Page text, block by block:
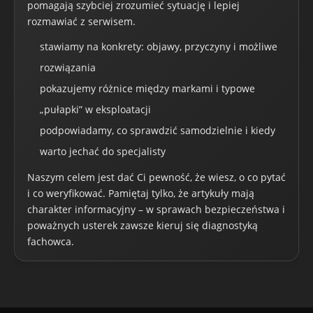
pomagają szybciej zrozumieć sytuację i lepiej
rozmawiać z serwisem.
stawiamy na konkrety: objawy, przyczyny i możliwe
rozwiązania
pokazujemy różnice między markami i typowe
„pułapki” w eksploatacji
podpowiadamy, co sprawdzić samodzielnie i kiedy
warto jechać do specjalisty
Naszym celem jest dać Ci pewność, że wiesz, o co pytać
i co weryfikować. Pamiętaj tylko, że artykuły mają
charakter informacyjny – w sprawach bezpieczeństwa i
poważnych usterek zawsze kieruj się diagnostyką
fachowca.